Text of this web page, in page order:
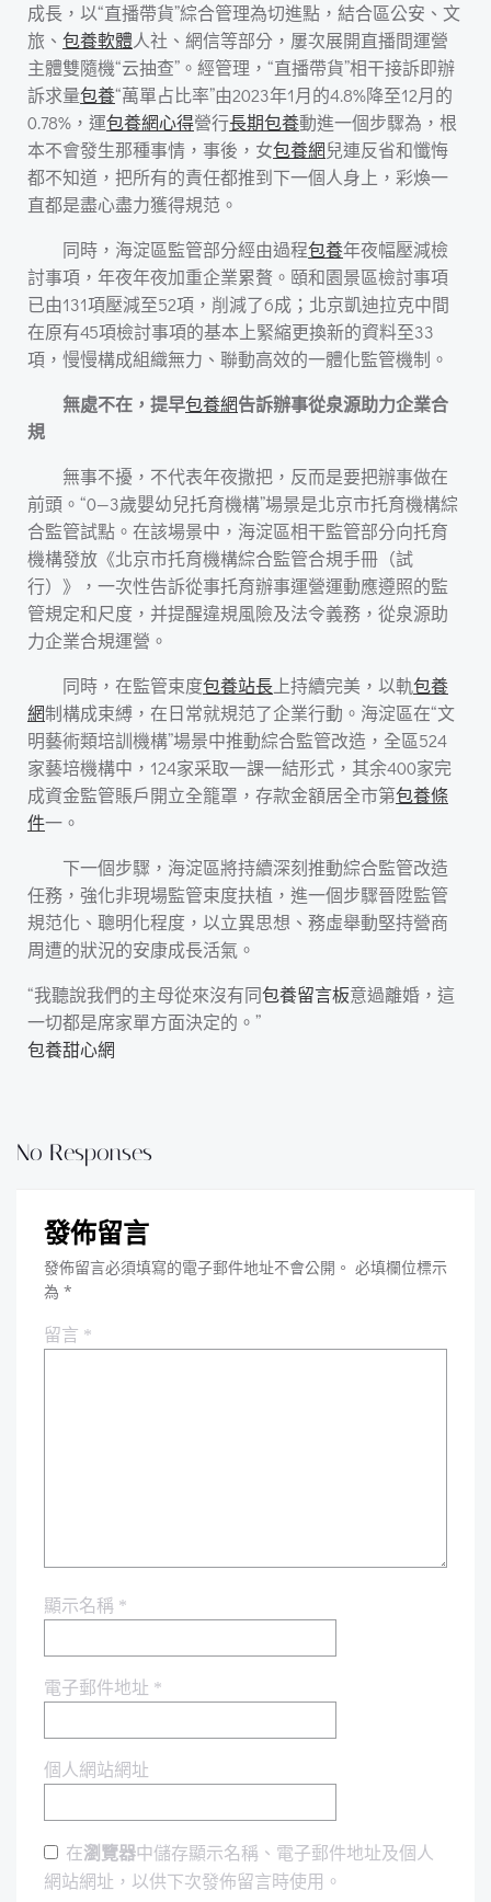
成長，以“直播帶貨”綜合管理為切進點，結合區公安、文
旅、 包養軟體人社、網信等部分，屢次展開直播間運營
主體雙隨機“云抽查”。經管理，“直播帶貨”相干接訴即辦
訴求量包養“萬單占比率”由2023年1月的4.8%降至12月的
0.78%，運包養網心得營行長期包養動進一個步驟為，根
本不會發生那種事情，事後，女包養網兒連反省和懺悔
都不知道，把所有的責任都推到下一個人身上，彩煥一
直都是盡心盡力獲得規范。
同時，海淀區監管部分經由過程包養年夜幅壓減檢
討事項，年夜年夜加重企業累贅。頤和園景區檢討事項
已由131項壓減至52項，削減了6成；北京凱迪拉克中間
在原有45項檢討事項的基本上緊縮更換新的資料至33
項，慢慢構成組織無力、聯動高效的一體化監管機制。
無處不在，提早包養網告訴辦事從泉源助力企業合
規
無事不擾，不代表年夜撒把，反而是要把辦事做在
前頭。“0—3歲嬰幼兒托育機構”場景是北京市托育機構綜
合監管試點。在該場景中，海淀區相干監管部分向托育
機構發放《北京市托育機構綜合監管合規手冊（試
行）》，一次性告訴從事托育辦事運營運動應遵照的監
管規定和尺度，并提醒違規風險及法令義務，從泉源助
力企業合規運營。
同時，在監管束度包養站長 上持續完美，以軌包養
網制構成束縛，在日常就規范了企業行動。海淀區在“文
明藝術類培訓機構”場景中推動綜合監管改造，全區524
家藝培機構中，124家采取一課一結形式，其余400家完
成資金監管賬戶開立全籠罩，存款金額居全市第包養條
件一。
下一個步驟，海淀區將持續深刻推動綜合監管改造
任務，強化非現場監管束度扶植，進一個步驟晉陞監管
規范化、聰明化程度，以立異思想、務虛舉動堅持營商
周遭的狀況的安康成長活氣。
“我聽說我們的主母從來沒有同包養留言板意過離婚，這
一切都是席家單方面決定的。”
包養甜心網
No Responses
發佈留言
發佈留言必須填寫的電子郵件地址不會公開。 必填欄位標示
為 *
留言 *
顯示名稱 *
電子郵件地址 *
個人網站網址
在瀏覽器中儲存顯示名稱、電子郵件地址及個人
網站網址，以供下次發佈留言時使用。